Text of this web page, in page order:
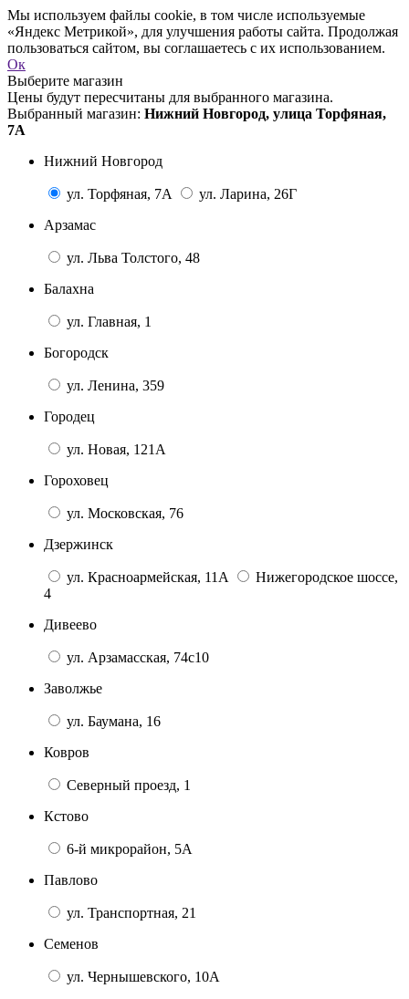
Мы используем файлы cookie, в том числе используемые
«Яндекс Метрикой», для улучшения работы сайта. Продолжая
пользоваться сайтом, вы соглашаетесь с их использованием.
Ок
Выберите магазин
Цены будут пересчитаны для выбранного магазина.
Выбранный магазин: Нижний Новгород, улица Торфяная,
7А
Нижний Новгород
ул. Торфяная, 7А
ул. Ларина, 26Г
Арзамас
ул. Льва Толстого, 48
Балахна
ул. Главная, 1
Богородск
ул. Ленина, 359
Городец
ул. Новая, 121А
Гороховец
ул. Московская, 76
Дзержинск
ул. Красноармейская, 11А
Нижегородское шоссе,
4
Дивеево
ул. Арзамасская, 74с10
Заволжье
ул. Баумана, 16
Ковров
Северный проезд, 1
Кстово
6-й микрорайон, 5А
Павлово
ул. Транспортная, 21
Семенов
ул. Чернышевского, 10А